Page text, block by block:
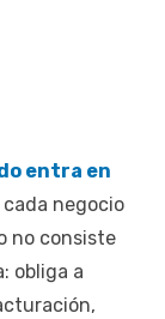
entra en
negocio
no consiste
obliga a